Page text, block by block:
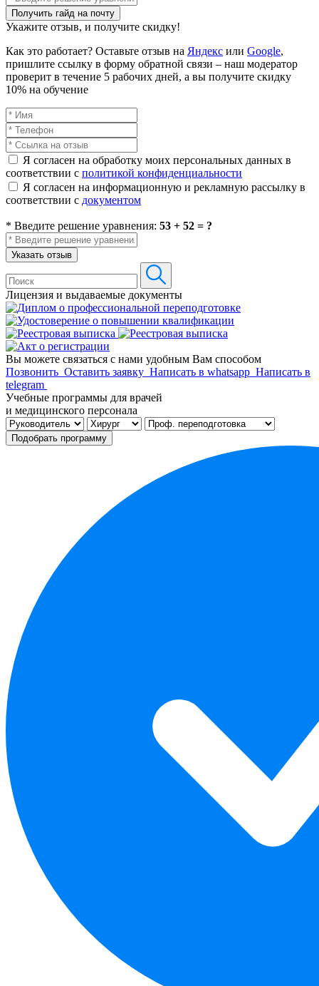
Получить гайд на почту
Укажите отзыв, и получите скидку!
Как это работает? Оставьте отзыв на Яндекс или Google,
пришлите ссылку в форму обратной связи – наш модератор
проверит в течение 5 рабочих дней, а вы получите скидку
10% на обучение
Я согласен на обработку моих персональных данных в
соответствии с политикой конфиденциальности
Я согласен на информационную и рекламную рассылку в
соответствии с документом
* Введите решение уравнения: 53 + 52 = ?
Указать отзыв
Лицензия и выдаваемые документы
Вы можете связаться с нами удобным Вам способом
Позвонить Оставить заявку Написать в whatsapp Написать в
telegram
Учебные программы для врачей
и медицинского персонала
Подобрать программу